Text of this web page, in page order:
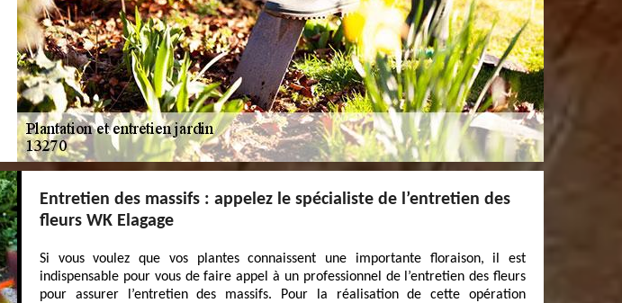
Entretien des massifs : appelez le spécialiste de l’entretien des
fleurs WK Elagage
Si vous voulez que vos plantes connaissent une importante floraison, il est
indispensable pour vous de faire appel à un professionnel de l’entretien des fleurs
pour assurer l’entretien des massifs. Pour la réalisation de cette opération